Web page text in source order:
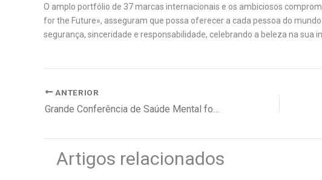
O amplo portfólio de 37 marcas internacionais e os ambiciosos
for the Future», asseguram que possa oferecer a cada pessoa do
segurança, sinceridade e responsabilidade, celebrando a beleza na sua
ANTERIOR
Grande Conferência de Saúde Mental foi um sucesso
Artigos relacionados